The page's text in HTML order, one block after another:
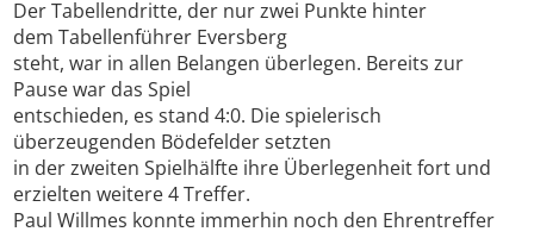
Der Tabellendritte, der nur zwei Punkte hinter
dem Tabellenführer Eversberg
steht, war in allen Belangen überlegen. Bereits zur
Pause war das Spiel
entschieden, es stand 4:0. Die spielerisch
überzeugenden Bödefelder setzten
in der zweiten Spielhälfte ihre Überlegenheit fort und
erzielten weitere 4 Treffer.
Paul Willmes konnte immerhin noch den Ehrentreffer